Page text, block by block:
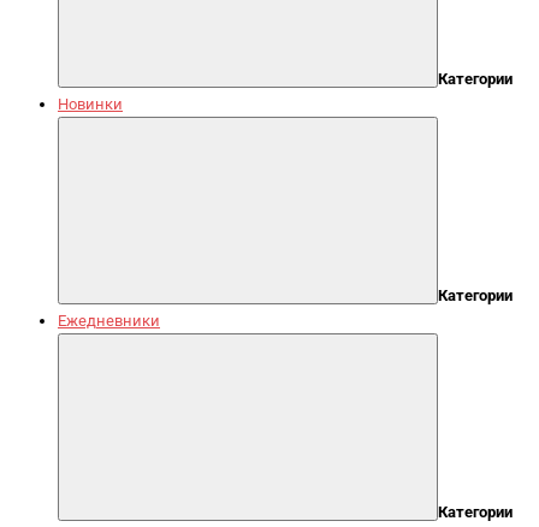
Категории
Новинки
Категории
Ежедневники
Категории